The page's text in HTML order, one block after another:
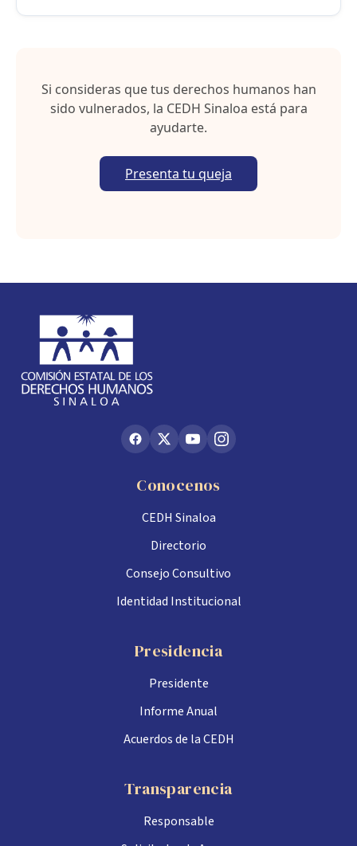
e
Si consideras que tus derechos humanos han
sido vulnerados, la CEDH Sinaloa está para
ayudarte.
Presenta tu queja
Conocenos
CEDH Sinaloa
Directorio
Consejo Consultivo
Identidad Institucional
Presidencia
Presidente
Informe Anual
Acuerdos de la CEDH
Transparencia
Responsable